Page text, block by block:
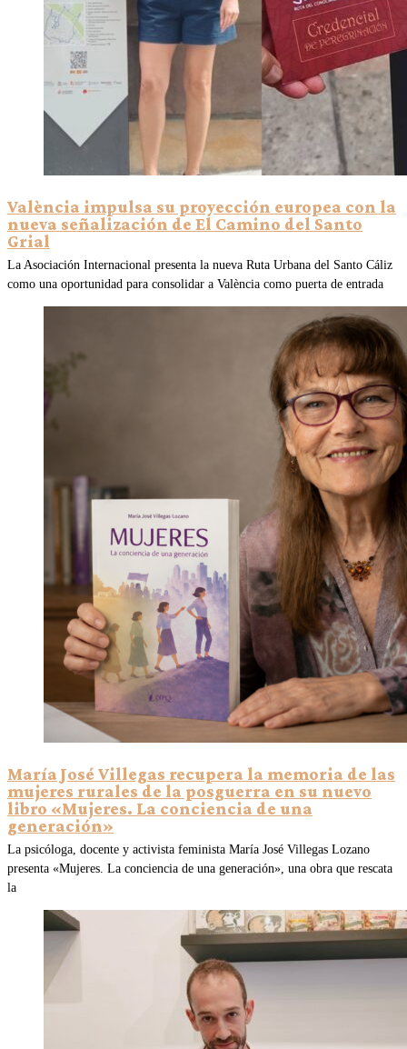
València impulsa su proyección europea con la
nueva señalización de El Camino del Santo
Grial
La Asociación Internacional presenta la nueva Ruta Urbana del Santo Cáliz
como una oportunidad para consolidar a València como puerta de entrada
María José Villegas recupera la memoria de las
mujeres rurales de la posguerra en su nuevo
libro «Mujeres. La conciencia de una
generación»
La psicóloga, docente y activista feminista María José Villegas Lozano
presenta «Mujeres. La conciencia de una generación», una obra que rescata
la